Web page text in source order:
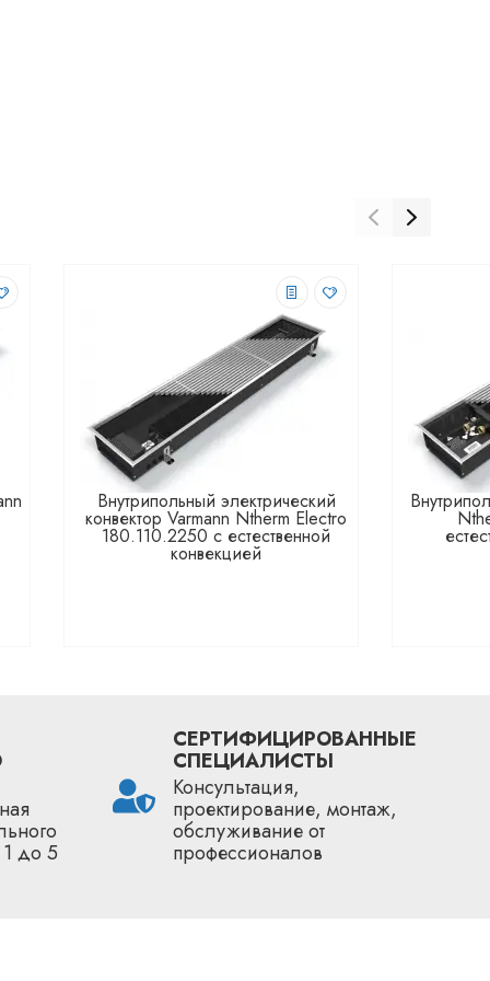
Внутрипольный электрический
конвектор Varmann Ntherm Electro
180.110.2250 с естественной
конвекцией
1 до 5
СЕРТИФИЦИРОВАННЫЕ
СПЕЦИАЛИСТЫ
Консультация,
проектирование, монтаж,
обслуживание от
профессионалов